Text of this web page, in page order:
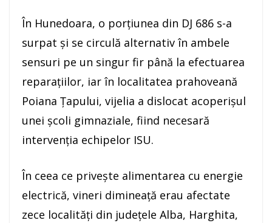
În Hunedoara, o porţiunea din DJ 686 s-a
surpat şi se circulă alternativ în ambele
sensuri pe un singur fir până la efectuarea
reparaţiilor, iar în localitatea prahoveană
Poiana Ţapului, vijelia a dislocat acoperişul
unei şcoli gimnaziale, fiind necesară
intervenţia echipelor ISU.
În ceea ce priveşte alimentarea cu energie
electrică, vineri dimineaţă erau afectate
zece localităţi din judeţele Alba, Harghita,